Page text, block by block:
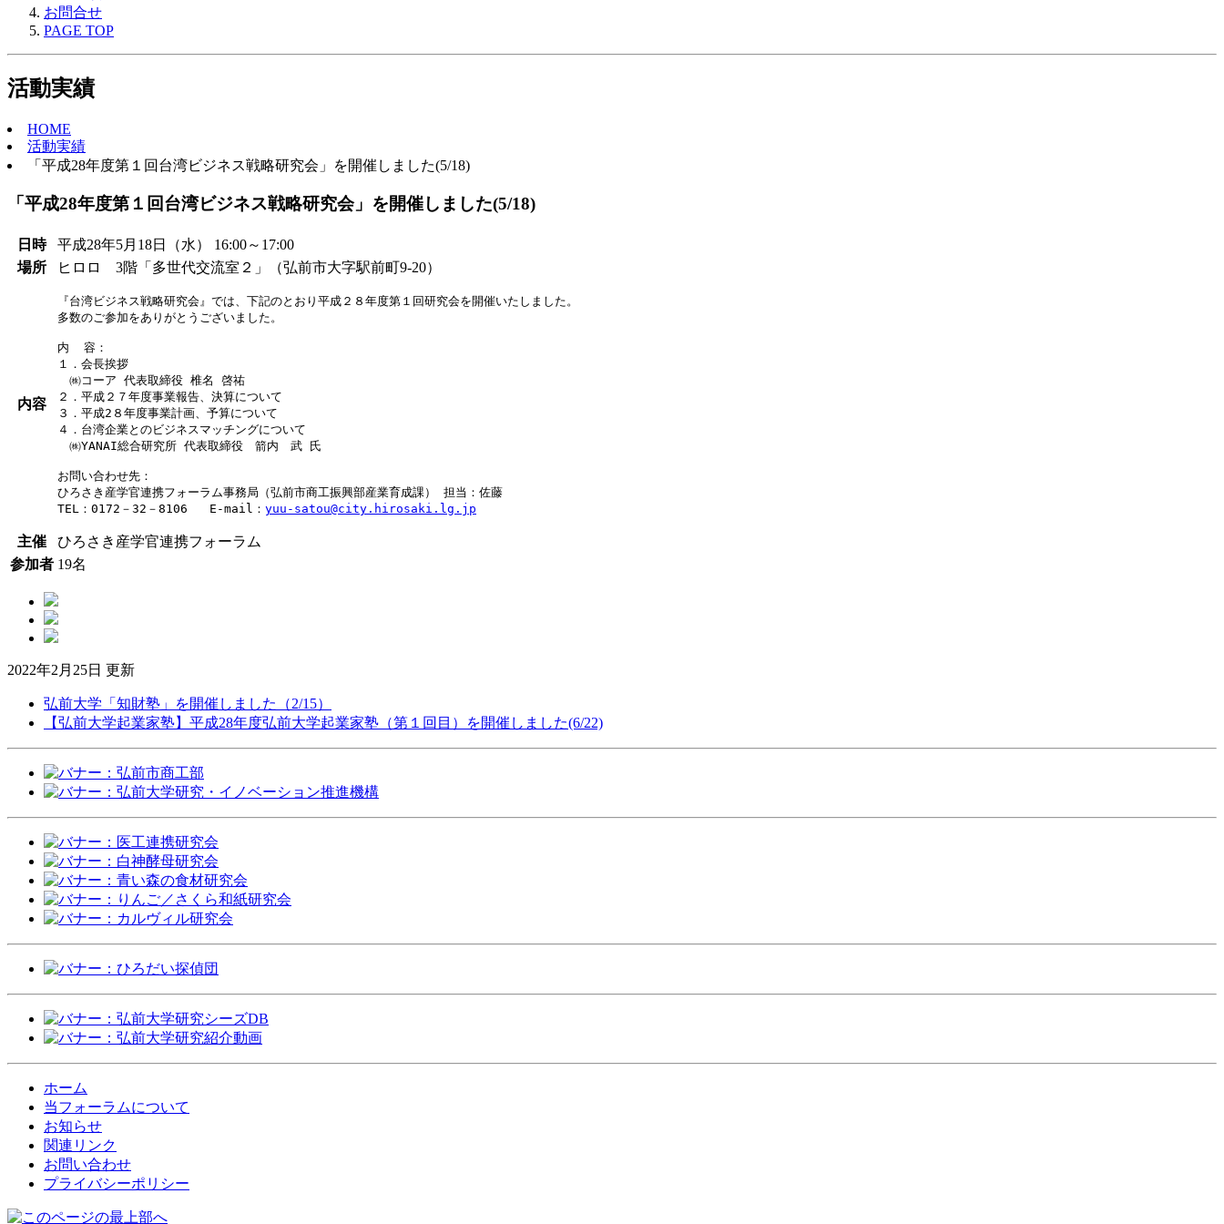
お問合せ
PAGE TOP
活動実績
HOME
活動実績
「平成28年度第１回台湾ビジネス戦略研究会」を開催しました(5/18)
「平成28年度第１回台湾ビジネス戦略研究会」を開催しました(5/18)
日時
平成28年5月18日（水） 16:00～17:00
場所
ヒロロ 3階「多世代交流室２」（弘前市大字駅前町9-20）
内容
『台湾ビジネス戦略研究会』では、下記のとおり平成２８年度第１回研究会を開催いたしました。
多数のご参加をありがとうございました。
内  容：
１．会長挨拶
㈱コーア 代表取締役 椎名 啓祐
２．平成２７年度事業報告、決算について
３．平成2８年度事業計画、予算について
４．台湾企業とのビジネスマッチングについて
㈱YANAI総合研究所 代表取締役　箭内　武 氏
お問い合わせ先：
ひろさき産学官連携フォーラム事務局（弘前市商工振興部産業育成課） 担当：佐藤
TEL：0172－32－8106   E-mail： yuu-satou@city.hirosaki.lg.jp
主催
ひろさき産学官連携フォーラム
参加者 19名
2022年2月25日 更新
弘前大学「知財塾」を開催しました（2/15）
【弘前大学起業家塾】平成28年度弘前大学起業家塾（第１回目）を開催しました(6/22)
ホーム
当フォーラムについて
お知らせ
関連リンク
お問い合わせ
プライバシーポリシー